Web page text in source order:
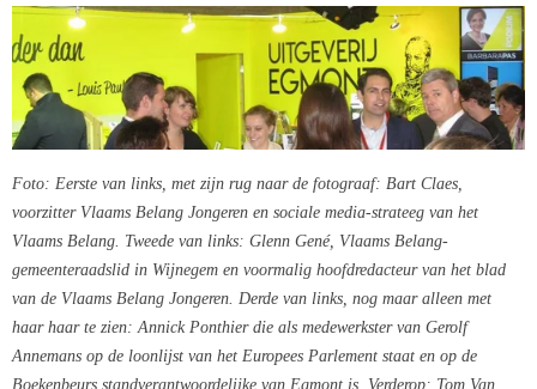
Foto: Eerste van links, met zijn rug naar de fotograaf: Bart Claes,
voorzitter Vlaams Belang Jongeren en sociale media-strateeg van het
Vlaams Belang. Tweede van links: Glenn Gené, Vlaams Belang-
gemeenteraadslid in Wijnegem en voormalig hoofdredacteur van het blad
van de Vlaams Belang Jongeren. Derde van links, nog maar alleen met
haar haar te zien: Annick Ponthier die als medewerkster van Gerolf
Annemans op de loonlijst van het Europees Parlement staat en op de
Boekenbeurs standverantwoordelijke van Egmont is. Verderop: Tom Van